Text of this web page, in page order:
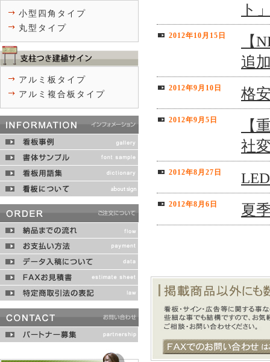
ト
2012年10月15日
【
追
2012年9月10日 格
2012年9月5日
【
社
2012年8月27日
2012年8月6日 夏
小型四角タイプ
丸型タイプ
アルミ板タイプ
アルミ複合板タイプ